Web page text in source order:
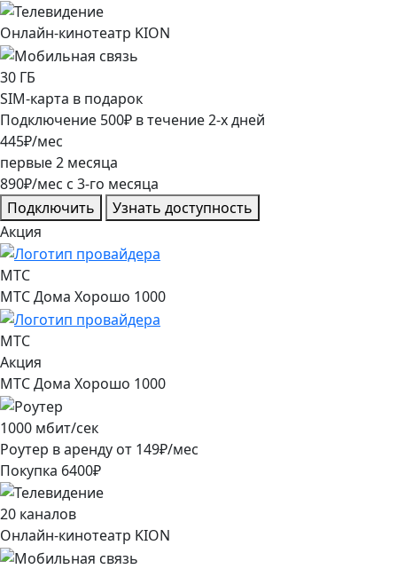
Онлайн-кинотеатр KION
30 ГБ
SIM-карта в подарок
Подключение 500₽ в течение2-х дней
445₽/мес
первые2 месяца
890₽/мес c 3-го месяца
Подключить
Узнать доступность
Акция
МТС
МТС Дома Хорошо 1000
МТС
Акция
МТС Дома Хорошо 1000
1000 мбит/сек
Роутер в аренду от 149₽/мес
Покупка 6400₽
20 каналов
Онлайн-кинотеатр KION